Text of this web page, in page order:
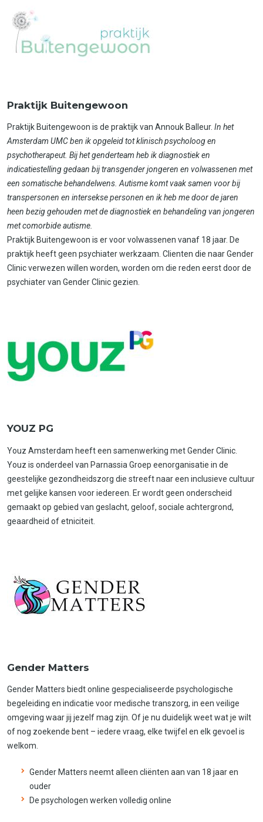
Praktijk Buitengewoon
Praktijk Buitengewoon is de praktijk van Annouk Balleur. In het
Amsterdam UMC ben ik opgeleid tot klinisch psycholoog en
psychotherapeut. Bij het genderteam heb ik diagnostiek en
indicatiestelling gedaan bij transgender jongeren en volwassenen met
een somatische behandelwens. Autisme komt vaak samen voor bij
transpersonen en intersekse personen en ik heb me door de jaren
heen bezig gehouden met de diagnostiek en behandeling van jongeren
met comorbide autisme.
Praktijk Buitengewoon is er voor volwassenen vanaf 18 jaar. De
praktijk heeft geen psychiater werkzaam. Clienten die naar Gender
Clinic verwezen willen worden, worden om die reden eerst door de
psychiater van Gender Clinic gezien.
YOUZ PG
Youz Amsterdam heeft een samenwerking met Gender Clinic.
Youz is onderdeel van Parnassia Groep eenorganisatie in de
geestelijke gezondheidszorg die streeft naar een inclusieve cultuur
met gelijke kansen voor iedereen. Er wordt geen onderscheid
gemaakt op gebied van geslacht, geloof, sociale achtergrond,
geaardheid of etniciteit.
Gender Matters
Gender Matters biedt online gespecialiseerde psychologische
begeleiding en indicatie voor medische transzorg, in een veilige
omgeving waar jij jezelf mag zijn. Of je nu duidelijk weet wat je wilt
of nog zoekende bent – iedere vraag, elke twijfel en elk gevoel is
welkom.
Gender Matters neemt alleen cliënten aan van 18 jaar en
ouder
De psychologen werken volledig online